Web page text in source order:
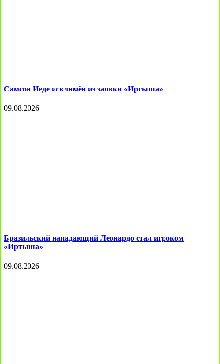
Самсон Иеде исключён из заявки «Иртыша»
09.08.2026
Бразильский нападающий Леонардо стал игроком
«Иртыша»
09.08.2026